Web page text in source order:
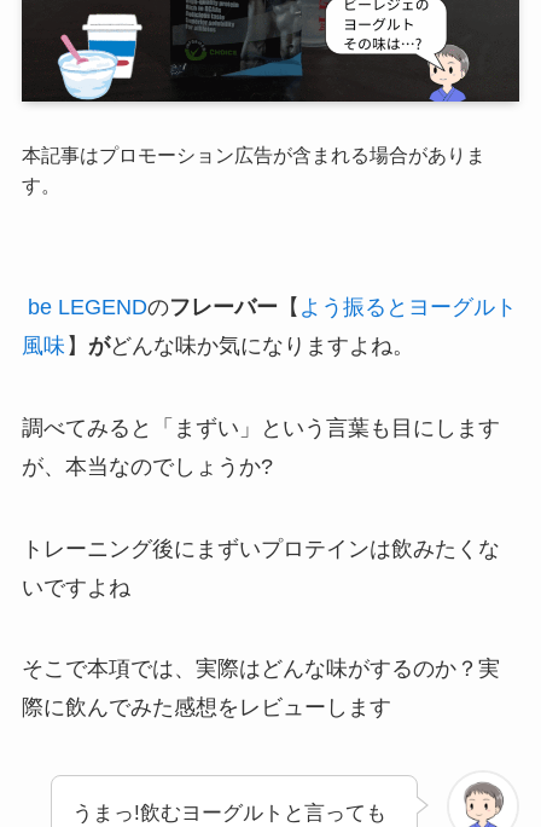
本記事はプロモーション広告が含まれる場合がありま
す。
be LEGENDのフレーバー 【 よう振るとヨーグルト
風味 】 がどんな味か気になりますよね。
調べてみると「まずい」という言葉も目にします
が、本当なのでしょうか?
トレーニング後にまずいプロテインは飲みたくな
いですよね
そこで本項では、実際はどんな味がするのか？実
際に飲んでみた感想をレビューします
うまっ!飲むヨーグルトと言っても